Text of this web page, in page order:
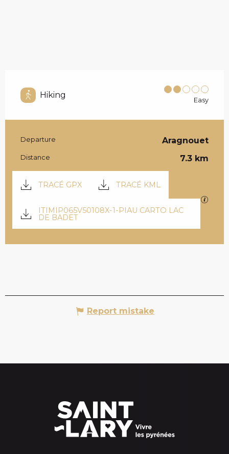
Hiking
Easy
PRACTICAL
Departure Aragnouet
Distance 7.3 km
DOCUMENTATION
TRACÉ GPX TRACÉ KML
ITIMIP065V50108X-1-PIAU CARTO LAC
DE BADET
GPX
Report mistake